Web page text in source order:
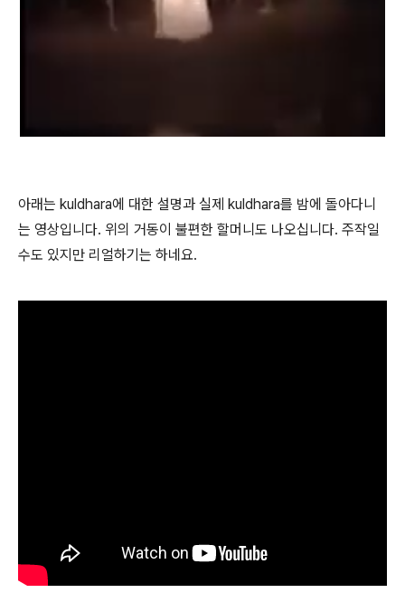
아래는 kuldhara에 대한 설명과 실제 kuldhara를 밤에 돌아다니
는 영상입니다. 위의 거동이 불편한 할머니도 나오십니다. 주작일
수도 있지만 리얼하기는 하네요.